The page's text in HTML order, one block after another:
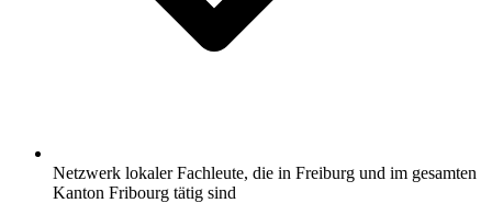
Netzwerk lokaler Fachleute, die in Freiburg und im gesamten
Kanton Fribourg tätig sind